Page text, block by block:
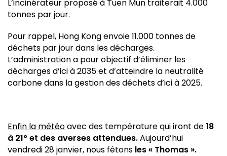
L’incinérateur proposé à Tuen Mun traiterait 4.000
tonnes par jour.
Pour rappel, Hong Kong envoie 11.000 tonnes de
déchets par jour dans les décharges.
L’administration a pour objectif d’éliminer les
décharges d’ici à 2035 et d’atteindre la neutralité
carbone dans la gestion des déchets d’ici à 2025.
Enfin la météoavec des température qui iront de18
à 21° et des averses attendues.Aujourd’hui
vendredi 28 janvier, nous fêtons les « Thomas ».